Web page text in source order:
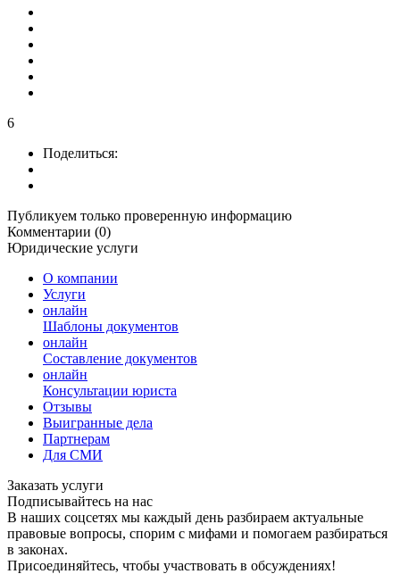
6
Поделиться:
Публикуем только проверенную информацию
Комментарии (0)
Юридические услуги
О компании
Услуги
онлайн
Шаблоны документов
онлайн
Составление документов
онлайн
Консультации юриста
Отзывы
Выигранные дела
Партнерам
Для СМИ
Заказать услуги
Подписывайтесь на нас
В наших соцсетях мы каждый день разбираем актуальные
правовые вопросы, спорим с мифами и помогаем разбираться
в законах.
Присоединяйтесь, чтобы участвовать в обсуждениях!